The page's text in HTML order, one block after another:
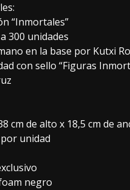
“Inmortales”
300 unidades
en la base por Kutxi
con sello “Figuras
cm de alto x 18,5 cm de
unidad
negro